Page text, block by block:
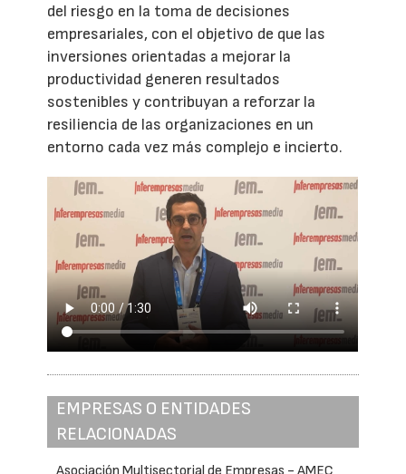
del riesgo en la toma de decisiones
empresariales, con el objetivo de que las
inversiones orientadas a mejorar la
productividad generen resultados
sostenibles y contribuyan a reforzar la
resiliencia de las organizaciones en un
entorno cada vez más complejo e incierto.
EMPRESAS O ENTIDADES
RELACIONADAS